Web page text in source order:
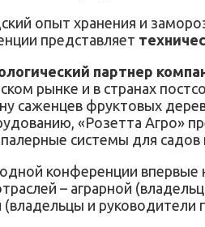
опыт хранения и
представляет
партнер
рынке и в странах
саженцев фруктовых
«Розетта Агро»
системы для
конференции впервые
– аграрной
и